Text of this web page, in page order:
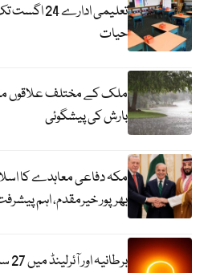
تعلیمی
حیات
ملک کے مختلف علاقوں
بارش کی پیشگوئی
مکہ دفاعی معاہدے کا
بھرپور خیرمقدم، اہم